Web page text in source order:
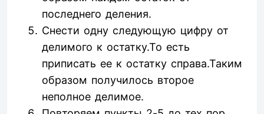
последнего деления.
Снести одну следующую цифру от
делимого к остатку.То есть
приписать ее к остатку справа.Таким
образом получилось второе
неполное делимое.